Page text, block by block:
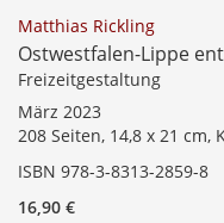
Matthias Rickling
Ostwestfalen-Lippe
Freizeitgestaltung
März 2023
208 Seiten, 14,8 x 21
ISBN 978-3-8313-2859-8
16,90 €